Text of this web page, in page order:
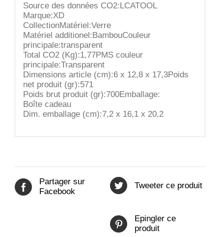
Source des données CO2:LCATOOL
Marque:XD
CollectionMatériel:Verre
Matériel additionel:BambouCouleur
principale:transparent
Total CO2 (Kg):1,77PMS couleur
principale:Transparent
Dimensions article (cm):6 x 12,8 x 17,3Poids
net produit (gr):571
Poids brut produit (gr):700Emballage:
Boîte cadeau
Dim. emballage (cm):7,2 x 16,1 x 20,2
Partager sur
Facebook
Tweeter ce produit
Epingler ce
produit